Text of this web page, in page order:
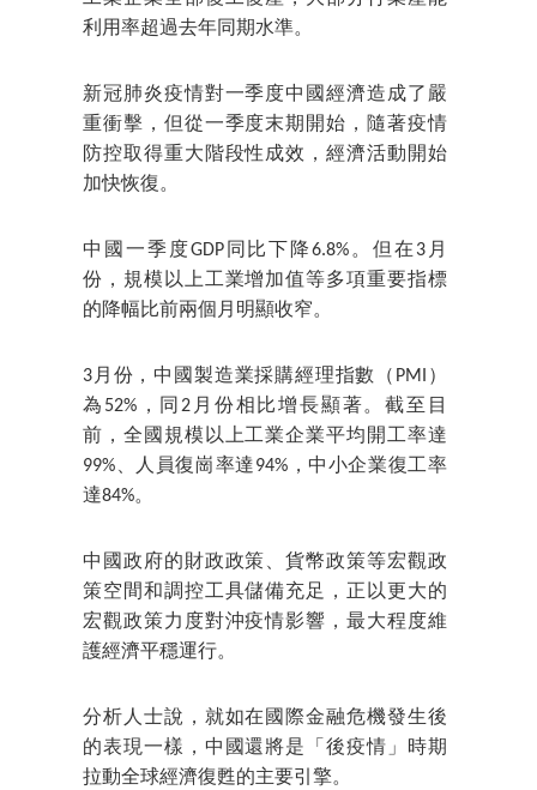
利用率超過去年同期水準。
新冠肺炎疫情對一季度中國經濟造成了嚴
重衝擊，但從一季度末期開始，隨著疫情
防控取得重大階段性成效，經濟活動開始
加快恢復。
中國一季度GDP同比下降6.8%。但在3月
份，規模以上工業增加值等多項重要指標
的降幅比前兩個月明顯收窄。
3月份，中國製造業採購經理指數（PMI）
為52%，同2月份相比增長顯著。截至目
前，全國規模以上工業企業平均開工率達
99%、人員復崗率達94%，中小企業復工率
達84%。
中國政府的財政政策、貨幣政策等宏觀政
策空間和調控工具儲備充足，正以更大的
宏觀政策力度對沖疫情影響，最大程度維
護經濟平穩運行。
分析人士說，就如在國際金融危機發生後
的表現一樣，中國還將是「後疫情」時期
拉動全球經濟復甦的主要引擎。